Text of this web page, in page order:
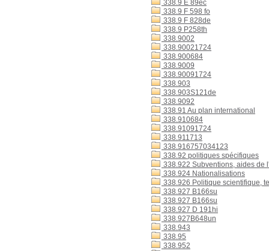
338.9 E 89ec
338.9 F 598 fo
338.9 F 828de
338.9 P258th
338.9002
338.90021724
338.900684
338.9009
338.90091724
338.903
338.903S121de
338.9092
338.91 Au plan international
338.910684
338.91091724
338.911713
338.916757034123
338.92 politiques spécifiques
338.922 Subventions, aides de
338.924 Nationalisations
338.926 Politique scientifique,
338.927 B166su
338.927 B166su
338.927 D 191hi
338.927B648un
338.943
338.95
338.952